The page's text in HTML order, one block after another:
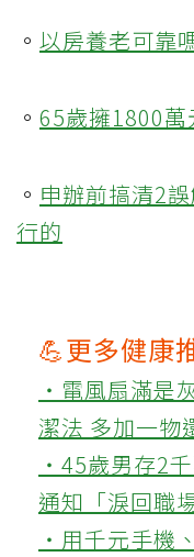
。 以房養老可靠
。 65歲擁1800
。 申辦前搞清2
行的
💪更多健康
‧電風扇滿是
潔法 多加一物
‧45歲男存2
通知「淚回職
‧用千元手機